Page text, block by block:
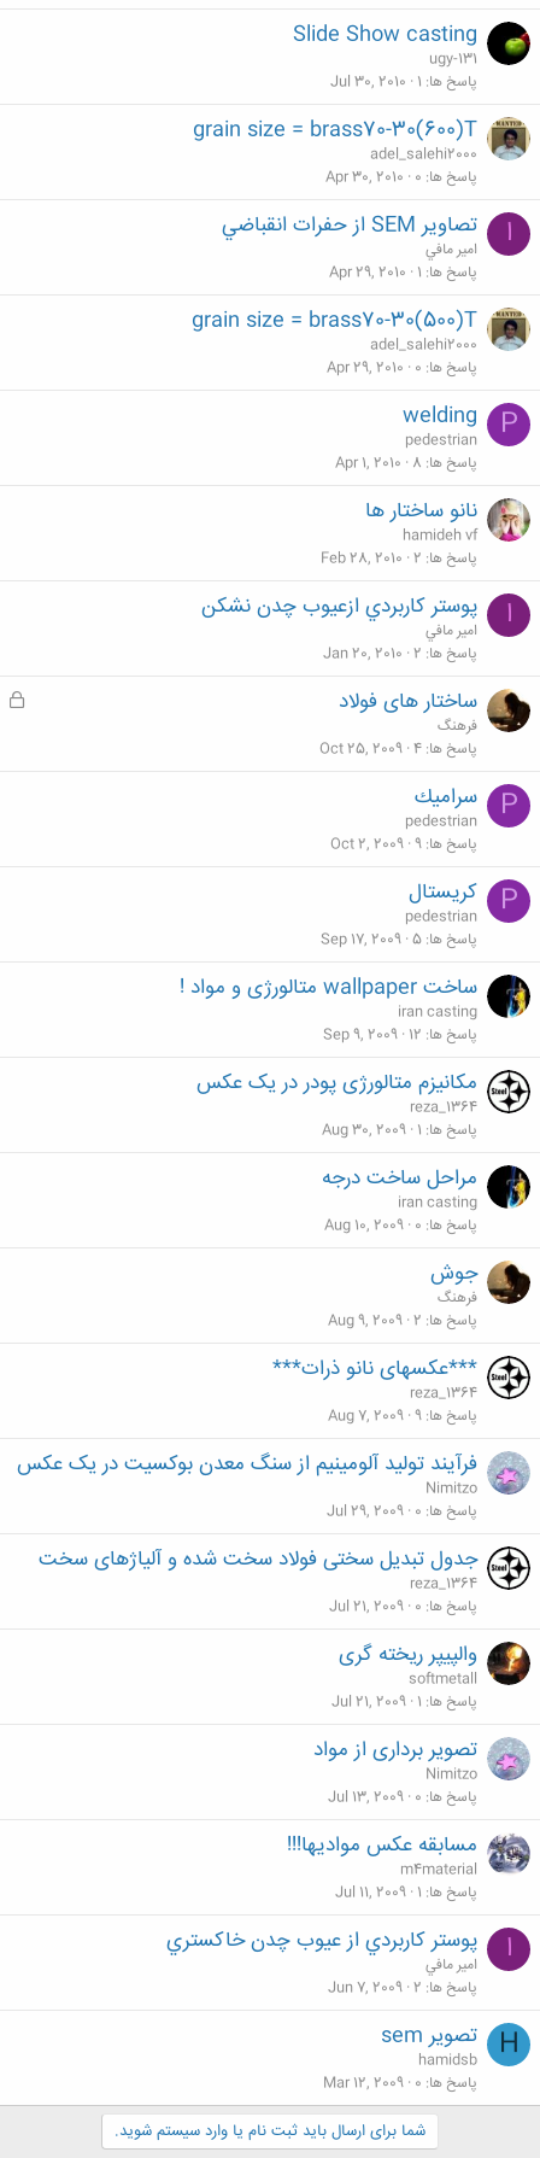
Slide Show casting
ugy-131
پاسخ ها 1
Jul 30, 2010
grain size = brass70-30(600)T
adel_salehi2000
پاسخ ها 0
Apr 30, 2010
ا تصاوير SEM از حفرات انقباضي
امير مافي
پاسخ ها 1
Apr 29, 2010
grain size = brass70-30(500)T
adel_salehi2000
پاسخ ها 0
Apr 29, 2010
P
welding
pedestrian
پاسخ ها 8
Apr 1, 2010
نانو ساختار ها
hamideh vf
پاسخ ها 2
Feb 28, 2010
ا پوستر كاربردي ازعيوب چدن نشكن
امير مافي
پاسخ ها 2
Jan 20, 2010
ق
ساختار های فولاد
فرهنگ
پاسخ ها 4
Oct 25, 2009
P سراميك
pedestrian
پاسخ ها 9
Oct 2, 2009
P كريستال
pedestrian
پاسخ ها 5
Sep 17, 2009
ساخت wallpaper متالورژی و مواد !
iran casting
پاسخ ها 12
Sep 9, 2009
مکانیزم متالورژی پودر در یک عکس
reza_1364
پاسخ ها 1
Aug 30, 2009
مراحل ساخت درجه
iran casting
پاسخ ها 0
Aug 10, 2009
جوش
فرهنگ
پاسخ ها 2
Aug 9, 2009
***عکسهای نانو ذرات***
reza_1364
پاسخ ها 9
Aug 7, 2009
فرآيند توليد آلومينيم از سنگ معدن بوكسيت در یک عکس
Nimitzo
پاسخ ها 0
Jul 29, 2009
جدول تبدیل سختی فولاد سخت شده و آلیاژهای سخت
reza_1364
پاسخ ها 0
Jul 21, 2009
والپیپر ریخته گری
softmetall
پاسخ ها 1
Jul 21, 2009
تصویر برداری از مواد
Nimitzo
پاسخ ها 0
Jul 13, 2009
مسابقه عكس مواديها!!!
m4material
پاسخ ها 1
Jul 11, 2009
ا پوستر كاربردي از عيوب چدن خاكستري
امير مافي
پاسخ ها 2
Jun 7, 2009
H تصویر sem
hamidsb
پاسخ ها 0
Mar 12, 2009
شما برای ارسال باید ثبت نام یا وارد سیستم شوید.